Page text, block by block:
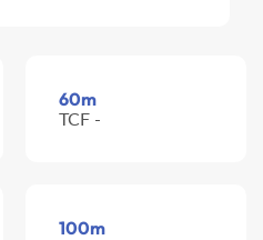
60m
TCF -
100m